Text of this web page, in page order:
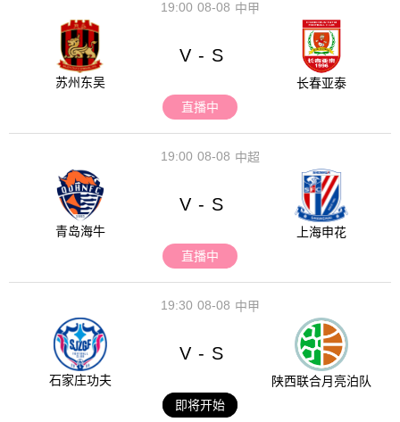
08-08
19:00 中甲
苏州东吴
V - S
长春亚泰
直播中
08-08
19:00 中超
青岛海牛
V - S
上海申花
直播中
08-08
19:30 中甲
石家庄功夫
V - S
陕西联合月亮泊队
即将开始